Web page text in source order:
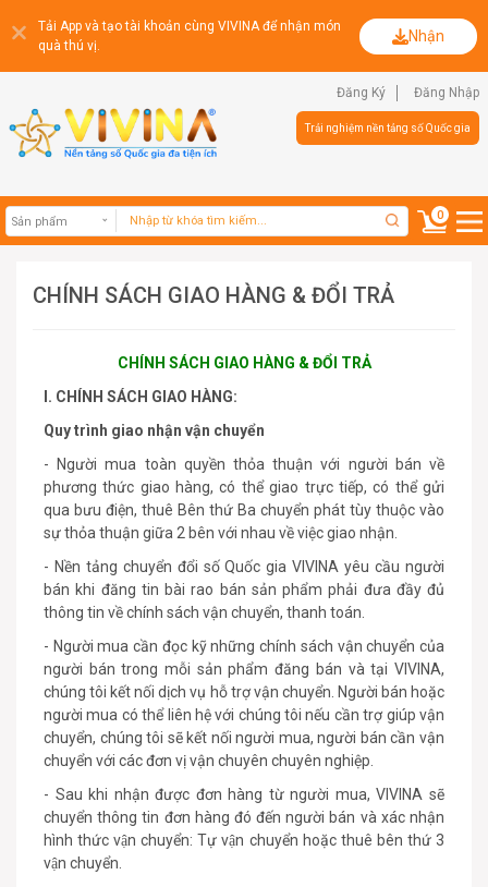
Tải App và tạo tài khoản cùng VIVINA để nhận món
quà thú vị.
Nhận
Đăng Ký Đăng Nhập
Trải nghiệm nền tảng số Quốc gia
0
CHÍNH SÁCH GIAO HÀNG & ĐỔI TRẢ
CHÍNH SÁCH GIAO HÀNG & ĐỔI TRẢ
I. CHÍNH SÁCH GIAO HÀNG:
Quy trình giao nhận vận chuyển
- Người mua toàn quyền thỏa thuận với người bán về
phương thức giao hàng, có thể giao trực tiếp, có thể gửi
qua bưu điện, thuê Bên thứ Ba chuyển phát tùy thuộc vào
sự thỏa thuận giữa 2 bên với nhau về việc giao nhận.
- Nền tảng chuyển đổi số Quốc gia VIVINA yêu cầu người
bán khi đăng tin bài rao bán sản phẩm phải đưa đầy đủ
thông tin về chính sách vận chuyển, thanh toán.
- Người mua cần đọc kỹ những chính sách vận chuyển của
người bán trong mỗi sản phẩm đăng bán và tại VIVINA,
chúng tôi kết nối dịch vụ hỗ trợ vận chuyển. Người bán hoặc
người mua có thể liên hệ với chúng tôi nếu cần trợ giúp vận
chuyển, chúng tôi sẽ kết nối người mua, người bán cần vận
chuyển với các đơn vị vận chuyên chuyên nghiệp.
- Sau khi nhận được đơn hàng từ người mua, VIVINA sẽ
chuyển thông tin đơn hàng đó đến người bán và xác nhận
hình thức vận chuyển: Tự vận chuyển hoặc thuê bên thứ 3
vận chuyển.